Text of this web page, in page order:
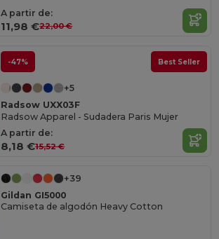
A partir de:
11,98 €22,00 €
-47% Best Seller
+5
Radsow UXX03F
Radsow Apparel - Sudadera Paris Mujer
A partir de:
8,18 €15,52 €
+39
Gildan GI5000
Camiseta de algodón Heavy Cotton